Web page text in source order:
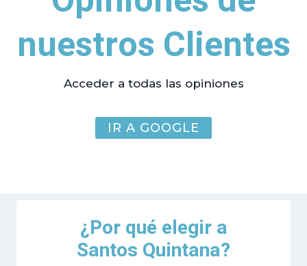
nuestros Clientes
Acceder a todas las opiniones
IR A GOOGLE
¿Por qué elegir a
Santos Quintana?